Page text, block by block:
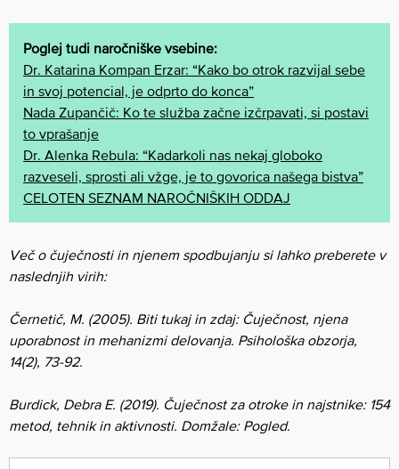
Poglej tudi naročniške vsebine:
Dr. Katarina Kompan Erzar: “Kako bo otrok razvijal sebe
in svoj potencial, je odprto do konca”
Nada Zupančič: Ko te služba začne izčrpavati, si postavi
to vprašanje
Dr. Alenka Rebula: “Kadarkoli nas nekaj globoko
razveseli, sprosti ali vžge, je to govorica našega bistva”
CELOTEN SEZNAM NAROČNIŠKIH ODDAJ
Več o čuječnosti in njenem spodbujanju si lahko preberete v
naslednjih virih:
Černetič, M. (2005). Biti tukaj in zdaj: Čuječnost, njena
uporabnost in mehanizmi delovanja. Psihološka obzorja,
14(2), 73-92.
Burdick, Debra E. (2019). Čuječnost za otroke in najstnike: 154
metod, tehnik in aktivnosti. Domžale: Pogled.